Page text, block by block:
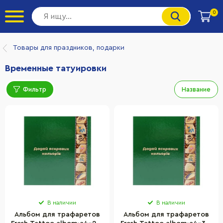
0
Товары для праздников, подарки
Временные татуировки
Фильтр Название
В наличии
Альбом для трафаретов
В наличии
Альбом для трафаретов